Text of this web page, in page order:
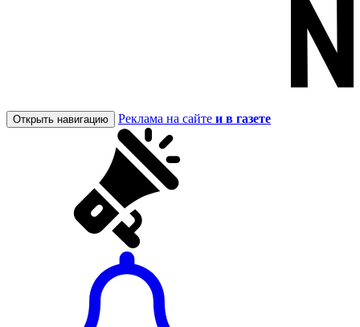
Открыть навигацию Реклама на сайте и в газете